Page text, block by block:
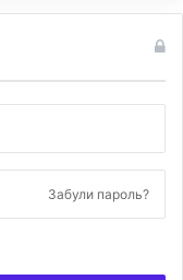
Забули пароль?